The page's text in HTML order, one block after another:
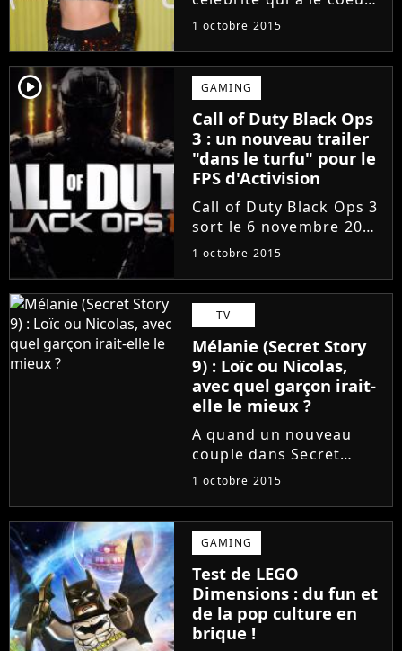
sur la main. La preuve :
Blood' a fait un don de
50 000 dollars au neveu
de l'un de ses danseurs,
atteint d'un cancer.
1 octobre 2015
player2 GAMING
Call of Duty Black Ops
3 : un nouveau trailer
"dans le turfu" pour le
FPS d'Activision
Call of Duty Black Ops 3
sort le 6 novembre 2015
sur consoles et PC. Pour
Activision tease la
campagne solo de son
prochain jeu de tir dans
une bande-annonce
épique....
1 octobre 2015
TV
Mélanie (Secret Story
9) : Loïc ou Nicolas,
avec quel garçon irait-
elle le mieux ?
A quand un nouveau
couple dans Secret
Story 9 ? Nominée cette
Emilie, Mélanie s'attire
toutes les faveurs
depuis quelques jours.
L'aventurière de la Voix
a en...
1 octobre 2015
GAMING
Test de LEGO
Dimensions : du fun et
de la pop culture en
brique !